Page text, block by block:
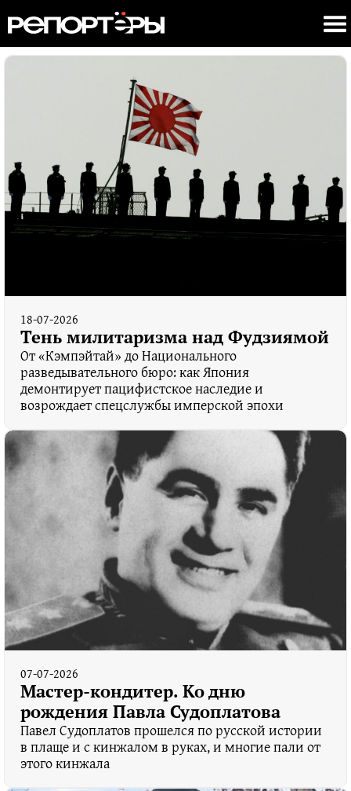
18-07-2026
Тень милитаризма над Фудзиямой
От «Кэмпэйтай» до Национального
разведывательного бюро: как Япония
демонтирует пацифистское наследие и
возрождает спецслужбы имперской эпохи
07-07-2026
Мастер-кондитер. Ко дню
рождения Павла Судоплатова
Павел Судоплатов прошелся по русской истории
в плаще и с кинжалом в руках, и многие пали от
этого кинжала